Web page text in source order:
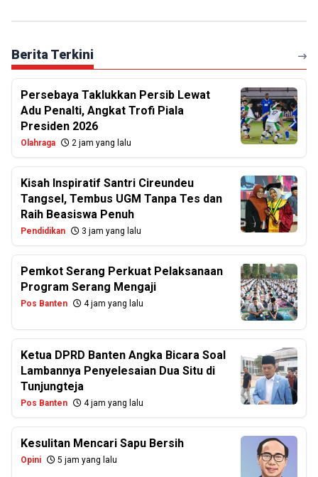
Berita Terkini
Persebaya Taklukkan Persib Lewat
Adu Penalti, Angkat Trofi Piala
Presiden 2026
Olahraga 2 jam yang lalu
Kisah Inspiratif Santri Cireundeu
Tangsel, Tembus UGM Tanpa Tes dan
Raih Beasiswa Penuh
Pendidikan 3 jam yang lalu
Pemkot Serang Perkuat Pelaksanaan
Program Serang Mengaji
Pos Banten 4 jam yang lalu
Ketua DPRD Banten Angka Bicara Soal
Lambannya Penyelesaian Dua Situ di
Tunjungteja
Pos Banten 4 jam yang lalu
Kesulitan Mencari Sapu Bersih
Opini 5 jam yang lalu